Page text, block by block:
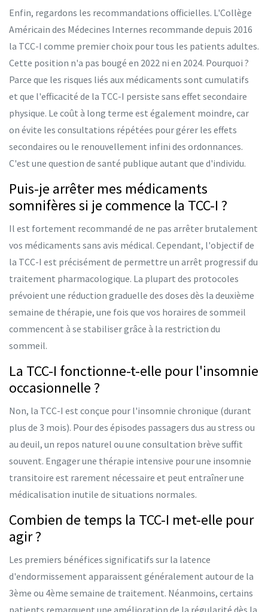
Enfin, regardons les recommandations officielles. L'Collège
Américain des Médecines Internes recommande depuis 2016
la TCC-I comme premier choix pour tous les patients adultes.
Cette position n'a pas bougé en 2022 ni en 2024. Pourquoi ?
Parce que les risques liés aux médicaments sont cumulatifs
et que l'efficacité de la TCC-I persiste sans effet secondaire
physique. Le coût à long terme est également moindre, car
on évite les consultations répétées pour gérer les effets
secondaires ou le renouvellement infini des ordonnances.
C'est une question de santé publique autant que d'individu.
Puis-je arrêter mes médicaments
somnifères si je commence la TCC-I ?
Il est fortement recommandé de ne pas arrêter brutalement
vos médicaments sans avis médical. Cependant, l'objectif de
la TCC-I est précisément de permettre un arrêt progressif du
traitement pharmacologique. La plupart des protocoles
prévoient une réduction graduelle des doses dès la deuxième
semaine de thérapie, une fois que vos horaires de sommeil
commencent à se stabiliser grâce à la restriction du
sommeil.
La TCC-I fonctionne-t-elle pour l'insomnie
occasionnelle ?
Non, la TCC-I est conçue pour l'insomnie chronique (durant
plus de 3 mois). Pour des épisodes passagers dus au stress ou
au deuil, un repos naturel ou une consultation brève suffit
souvent. Engager une thérapie intensive pour une insomnie
transitoire est rarement nécessaire et peut entraîner une
médicalisation inutile de situations normales.
Combien de temps la TCC-I met-elle pour
agir ?
Les premiers bénéfices significatifs sur la latence
d'endormissement apparaissent généralement autour de la
3ème ou 4ème semaine de traitement. Néanmoins, certains